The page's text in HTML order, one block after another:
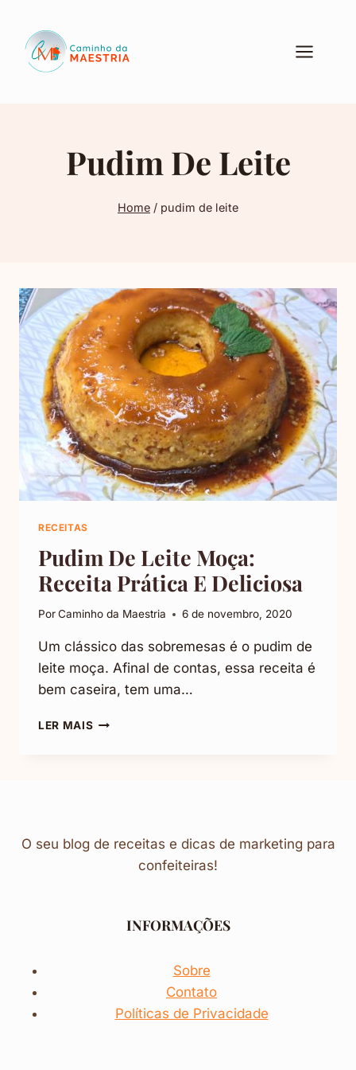
Conteúdo
Pudim De Leite
Home / pudim de leite
RECEITAS
Pudim De Leite Moça:
Receita Prática E Deliciosa
PorCaminho da Maestria 6 de novembro, 2020
Um clássico das sobremesas é o pudim de
leite moça. Afinal de contas, essa receita é
bem caseira, tem uma…
LER MAISPUDIM
DELICIOSA
O seu blog de receitas e dicas de marketing para
confeiteiras!
INFORMAÇÕES
Sobre
Contato
Políticas de Privacidade